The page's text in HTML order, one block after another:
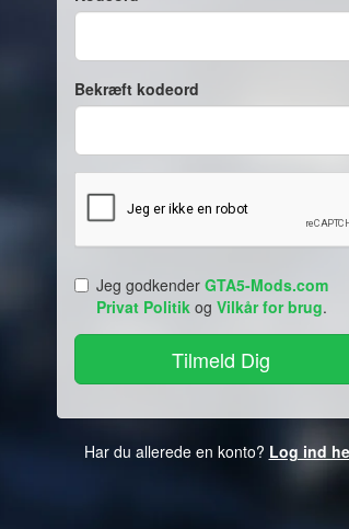
Bekræft kodeord
Jeg godkender GTA5-Mods.com
Privat Politik og Vilkår for brug.
Har du allerede en konto? Log ind